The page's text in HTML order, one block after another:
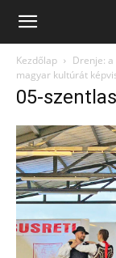
Kezdőlap
Drenje:
magyar kultúrát
05-